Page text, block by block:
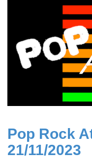
Pop Rock
21/11/2023